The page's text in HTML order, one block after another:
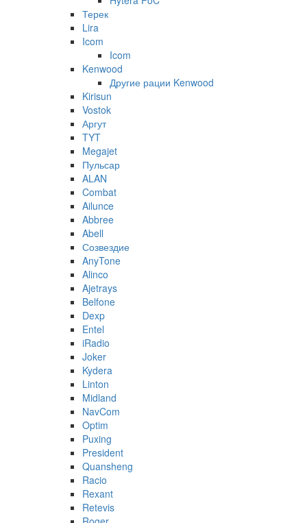
Терек
Lira
Icom
Icom
Kenwood
Другие рации Kenwood
Kirisun
Vostok
Аргут
TYT
Megajet
Пульсар
ALAN
Combat
Ailunce
Abbree
Abell
Созвездие
AnyTone
Alinco
Ajetrays
Belfone
Dexp
Entel
iRadio
Joker
Kydera
Linton
Midland
NavCom
Optim
Puxing
President
Quansheng
Racio
Rexant
Retevis